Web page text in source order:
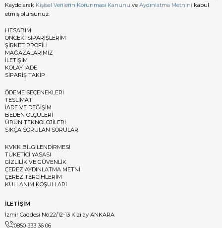
Kaydolarak Kişisel Verilerin Korunması Kanunu ve Aydınlatma Metnini kabul
etmiş olursunuz.
HESABIM
ÖNCEKİ SİPARİŞLERİM
ŞİRKET PROFİLİ
MAĞAZALARIMIZ
İLETİŞİM
KOLAY İADE
SİPARİŞ TAKİP
ÖDEME SEÇENEKLERİ
TESLİMAT
İADE VE DEĞİŞİM
BEDEN ÖLÇÜLERİ
ÜRÜN TEKNOLOJİLERİ
SIKÇA SORULAN SORULAR
KVKK BİLGİLENDİRMESİ
TÜKETİCİ YASASI
GİZLİLİK VE GÜVENLİK
ÇEREZ AYDINLATMA METNİ
ÇEREZ TERCİHLERİM
KULLANIM KOŞULLARI
İLETİŞİM
İzmir Caddesi No:22/12-13 Kızılay ANKARA
0850 333 36 06